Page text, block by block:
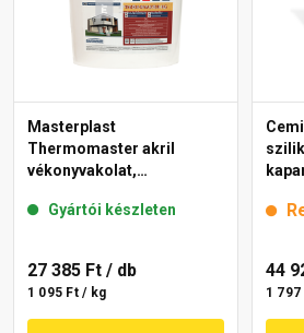
Masterplast
Thermomaster akril
vékonyvakolat,
fehér 25 kg
Gyártói készleten
27 385 Ft / db
1 095 Ft / kg
44
1